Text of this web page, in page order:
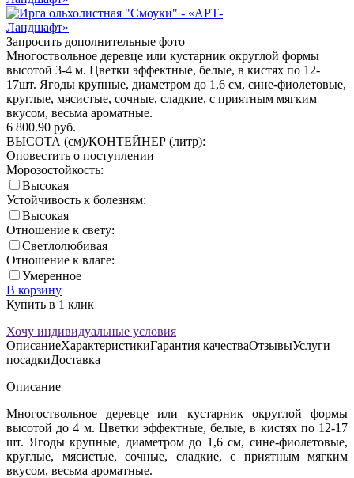
Запросить дополнительные фото
Многоствольное деревце или кустарник округлой формы
высотой 3-4 м. Цветки эффектные, белые, в кистях по 12-
17шт. Ягоды крупные, диаметром до 1,6 см, сине-фиолетовые,
круглые, мясистые, сочные, сладкие, с приятным мягким
вкусом, весьма ароматные.
6 800.90 руб.
ВЫСОТА (см)/КОНТЕЙНЕР (литр):
Оповестить о поступлении
Морозостойкость:
Высокая
Устойчивость к болезням:
Высокая
Отношение к свету:
Светлолюбивая
Отношение к влаге:
Умеренное
В корзину
Купить в 1 клик
Хочу индивидуальные условия
ОписаниеХарактеристикиГарантия качестваОтзывыУслуги
посадкиДоставка
Описание
Многоствольное деревце или кустарник округлой формы
высотой до 4 м. Цветки эффектные, белые, в кистях по 12-17
шт. Ягоды крупные, диаметром до 1,6 см, сине-фиолетовые,
круглые, мясистые, сочные, сладкие, с приятным мягким
вкусом, весьма ароматные.